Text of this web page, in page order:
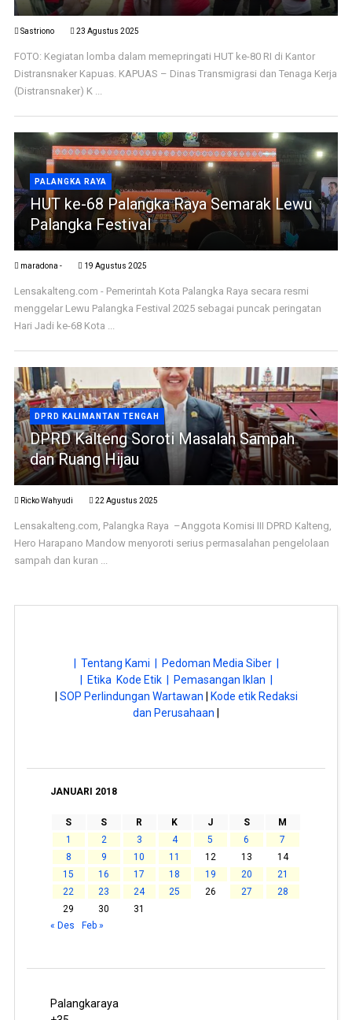
Sastriono 23 Agustus 2025
FOTO: Kegiatan lomba dalam memepringati HUT ke-80 RI di Kantor
Distransnaker Kapuas. KAPUAS – Dinas Transmigrasi dan Tenaga Kerja
(Distransnaker) K ...
PALANGKA RAYA
HUT ke-68 Palangka Raya Semarak Lewu
Palangka Festival
maradona - 19 Agustus 2025
Lensakalteng.com - Pemerintah Kota Palangka Raya secara resmi
menggelar Lewu Palangka Festival 2025 sebagai puncak peringatan
Hari Jadi ke-68 Kota ...
DPRD KALIMANTAN TENGAH
DPRD Kalteng Soroti Masalah Sampah
dan Ruang Hijau
Ricko Wahyudi 22 Agustus 2025
Lensakalteng.com, Palangka Raya –Anggota Komisi III DPRD Kalteng,
Hero Harapano Mandow menyoroti serius permasalahan pengelolaan
sampah dan kuran ...
| Tentang Kami |
Pedoman Media Siber |
| Etika Kode Etik |
Pemasangan Iklan |
SOP Perlindungan Wartawan
Kode etik Redaksi
dan Perusahaan
JANUARI 2018
S S R K J S
M
1
2 3 4 5 6
7
8
9 10 11 12 13
14
15
16 17 18 19 20
21
22
23 24 25 26 27
28
29
30
31
« Des
Feb »
Palangkaraya